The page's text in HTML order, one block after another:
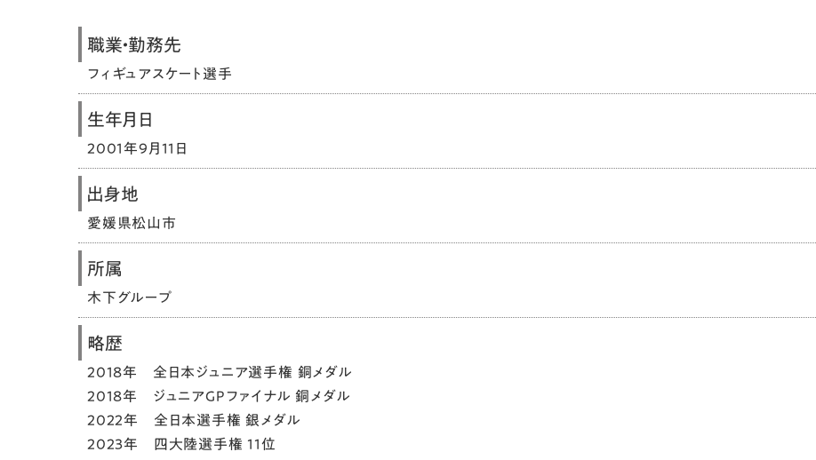
職業・勤務先
フィギュアスケート選手
生年月日
2001年9月11日
出身地
愛媛県松山市
所属
木下グループ
略歴
2018年 全日本ジュニア選手権 銅メダル
2018年 ジュニアGPファイナル 銅メダル
2022年 全日本選手権 銀メダル
2023年 四大陸選手権 11位